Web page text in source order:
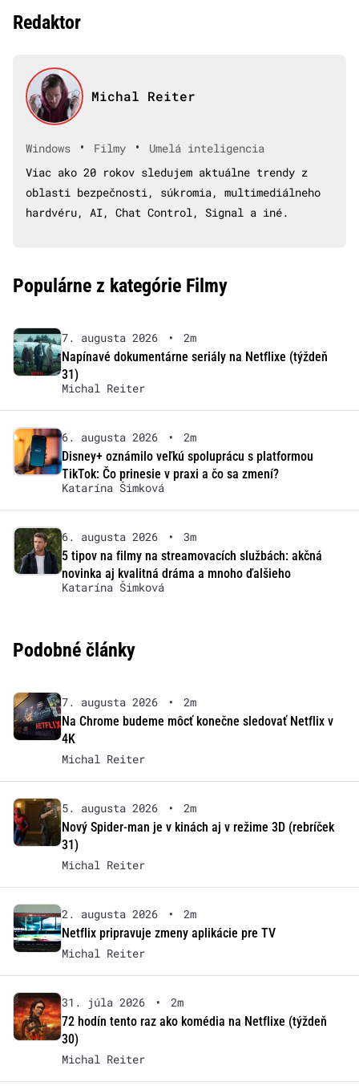
Redaktor
Michal Reiter
Windows • Filmy •
Umelá inteligencia
Viac ako 20 rokov sledujem aktuálne trendy z
oblasti bezpečnosti, súkromia, multimediálneho
hardvéru, AI, Chat Control, Signal a iné.
Populárne z kategórie Filmy
7. augusta 2026 •
2m
Napínavé dokumentárne seriály na Netflixe (týždeň
31)
Michal Reiter
6. augusta 2026 •
2m
Disney+ oznámilo veľkú spoluprácu s platformou
TikTok: Čo prinesie v praxi a čo sa zmení?
Katarína Šimková
6. augusta 2026 •
3m
5 tipov na filmy na streamovacích službách: akčná
novinka aj kvalitná dráma a mnoho ďalšieho
Katarína Šimková
Podobné články
7. augusta 2026 •
2m
Na Chrome budeme môcť konečne sledovať Netflix v
4K
Michal Reiter
5. augusta 2026 •
2m
Nový Spider-man je v kinách aj v režime 3D (rebríček
31)
Michal Reiter
2. augusta 2026 •
2m
Netflix pripravuje zmeny aplikácie pre TV
Michal Reiter
31. júla 2026 •
2m
72 hodín tento raz ako komédia na Netflixe (týždeň
30)
Michal Reiter